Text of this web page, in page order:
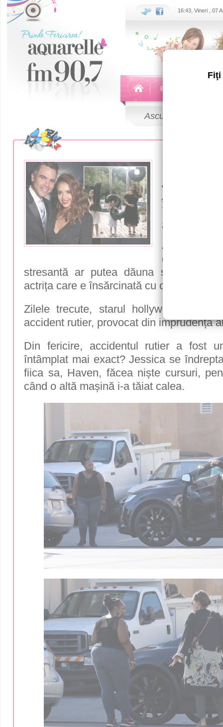
Fiţi
16:43, Vineri , 07
Echipa
Ascultă
Jessica
în șapte
accident
A intrat
de sarcină
stresantă ar putea dăuna sarcinii.
actrița care e însărcinată cu cel de-al
Zilele trecute, starul hollywoodian a
accident rutier, provocat din imprudența
Din fericire, accidentul rutier a fost
întâmplat mai exact? Jessica se
fiica sa, Haven, făcea niște cursuri,
când o altă mașină i-a tăiat calea.